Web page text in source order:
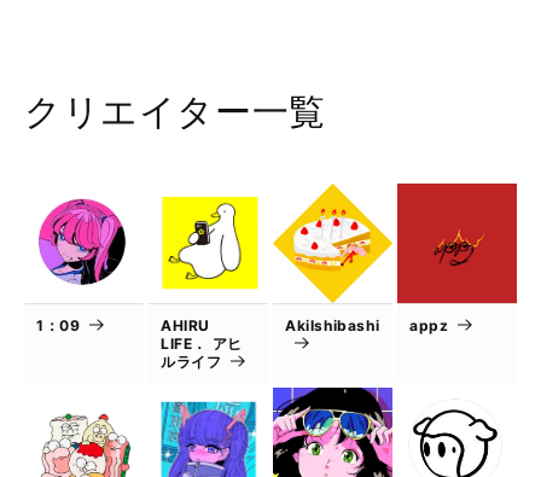
クリエイター一覧
1：09
AHIRU
LIFE． アヒ
ルライフ
AkiIshibashi appz